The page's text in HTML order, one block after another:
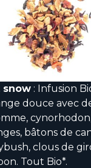
snow : Infusion
douce avec
bâtons de
clous de
Tout Bio*.